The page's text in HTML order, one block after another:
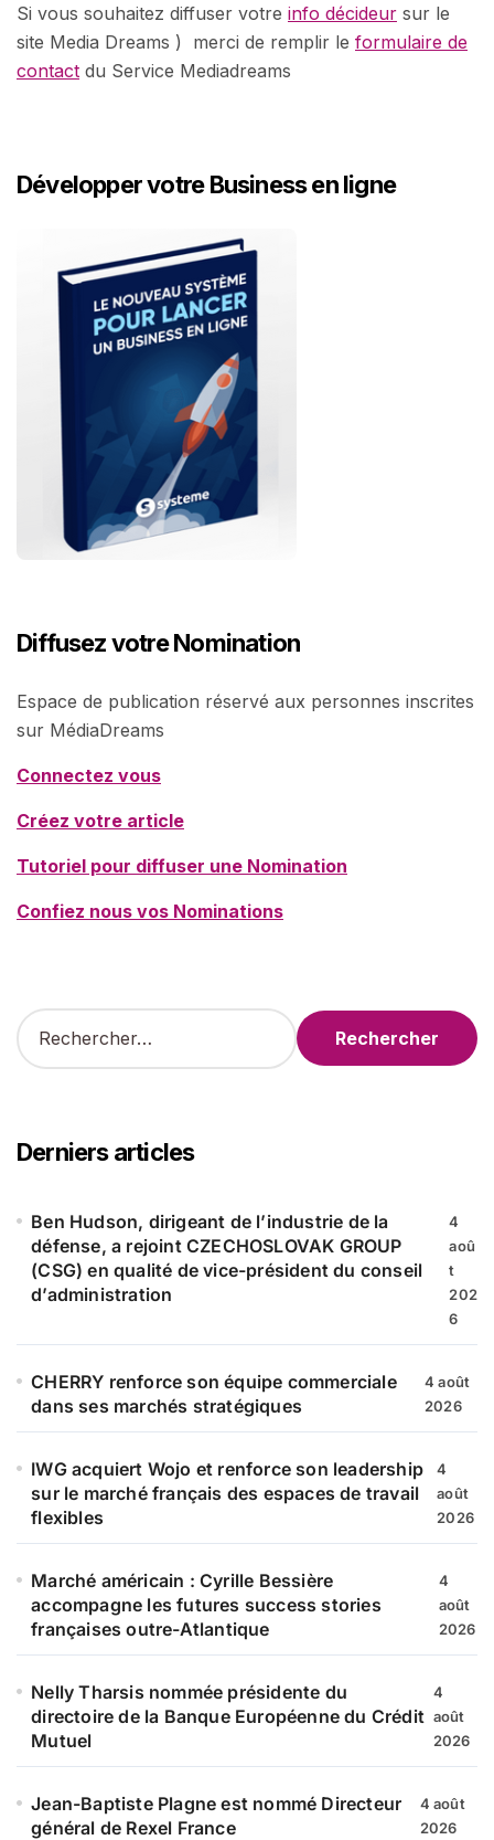
Si vous souhaitez diffuser votre info décideur sur le
site Media Dreams ) merci de remplir le formulaire de
contact du Service Mediadreams
Développer votre Business en ligne
Diffusez votre Nomination
Espace de publication réservé aux personnes inscrites
sur MédiaDreams
Connectez vous
Créez votre article
Tutoriel pour diffuser une Nomination
Confiez nous vos Nominations
R
e
r
c
e
Derniers articles
Ben Hudson, dirigeant de l’industrie de la
défense, a rejoint CZECHOSLOVAK GROUP
(CSG) en qualité de vice-président du conseil
d’administration
4
aoû
t
202
6
CHERRY renforce son équipe commerciale
dans ses marchés stratégiques
4 août
2026
IWG acquiert Wojo et renforce son leadership
sur le marché français des espaces de travail
flexibles
4
août
2026
Marché américain : Cyrille Bessière
accompagne les futures success stories
françaises outre-Atlantique
4
août
2026
Nelly Tharsis nommée présidente du
directoire de la Banque Européenne du Crédit
Mutuel
4
août
2026
Jean-Baptiste Plagne est nommé Directeur
général de Rexel France
4 août
2026